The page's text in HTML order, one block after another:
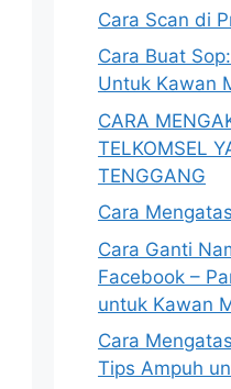
Cara Scan di
Cara Buat
Untuk Kawan
CARA
TELKOMSEL
TENGGANG
Cara
Cara Ganti
Facebook –
untuk Kawan
Cara
Tips Ampuh